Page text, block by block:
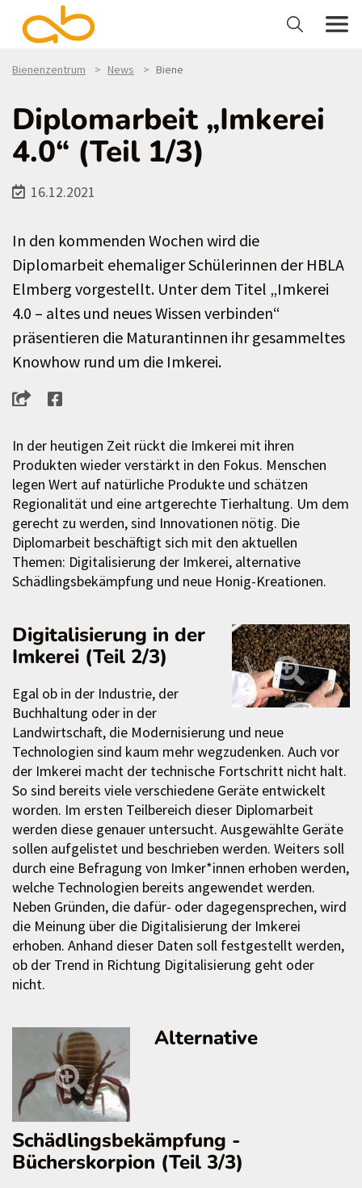
Bienenzentrum News Biene
Diplomarbeit „Imkerei
4.0“ (Teil 1/3)
16.12.2021
In den kommenden Wochen wird die
Diplomarbeit ehemaliger Schülerinnen der HBLA
Elmberg vorgestellt. Unter dem Titel „Imkerei
4.0 – altes und neues Wissen verbinden“
präsentieren die Maturantinnen ihr gesammeltes
Knowhow rund um die Imkerei.
In der heutigen Zeit rückt die Imkerei mit ihren
Produkten wieder verstärkt in den Fokus. Menschen
legen Wert auf natürliche Produkte und schätzen
Regionalität und eine artgerechte Tierhaltung. Um dem
gerecht zu werden, sind Innovationen nötig. Die
Diplomarbeit beschäftigt sich mit den aktuellen
Themen: Digitalisierung der Imkerei, alternative
Schädlingsbekämpfung und neue Honig-Kreationen.
Digitalisierung in der
Imkerei (Teil 2/3)
Egal ob in der Industrie, der
Buchhaltung oder in der
Landwirtschaft, die Modernisierung und neue
Technologien sind kaum mehr wegzudenken. Auch vor
der Imkerei macht der technische Fortschritt nicht halt.
So sind bereits viele verschiedene Geräte entwickelt
worden. Im ersten Teilbereich dieser Diplomarbeit
werden diese genauer untersucht. Ausgewählte Geräte
sollen aufgelistet und beschrieben werden. Weiters soll
durch eine Befragung von Imker*innen erhoben werden,
welche Technologien bereits angewendet werden.
Neben Gründen, die dafür- oder dagegensprechen, wird
die Meinung über die Digitalisierung der Imkerei
erhoben. Anhand dieser Daten soll festgestellt werden,
ob der Trend in Richtung Digitalisierung geht oder
nicht.
Alternative
Schädlingsbekämpfung -
Bücherskorpion (Teil 3/3)